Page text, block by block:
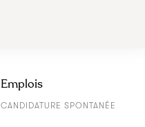
Emplois
CANDIDATURE SPONTANÉE